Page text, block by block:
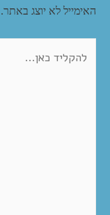
האימייל לא יוצג באתר.